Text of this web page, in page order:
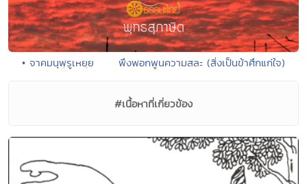
• จาคมนุพฺรูเหยฺย พึงพอกพูนความสละ (สิ่งเป็นข้าศึกแก่ใจ)
#เนื้อหาที่เกี่ยวข้อง